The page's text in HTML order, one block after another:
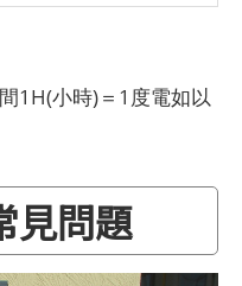
1H(小時)＝1度電如以
見問題